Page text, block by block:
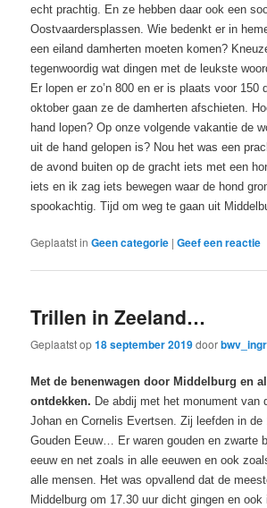
echt prachtig. En ze hebben daar ook een
Oostvaardersplassen. Wie bedenkt er in
een eiland damherten moeten komen?
tegenwoordig wat dingen met de leukste
Er lopen er zo’n 800 en er is plaats voor 150
oktober gaan ze de damherten afschieten.
hand lopen? Op onze volgende vakantie de
uit de hand gelopen is? Nou het was een
de avond buiten op de gracht iets met een
iets en ik zag iets bewegen waar de hond
spookachtig. Tijd om weg te gaan uit
Geplaatst in Geen categorie |Geef een reactie
Trillen in Zeeland…
Geplaatst op18 september 2019door
Met de benenwagen door Middelburg en
ontdekken. De abdij met het monument van
Johan en Cornelis Evertsen. Zij leefden in de
Gouden Eeuw… Er waren gouden en zwarte
eeuw en net zoals in alle eeuwen en ook
alle mensen. Het was opvallend dat de
Middelburg om 17.30 uur dicht gingen en